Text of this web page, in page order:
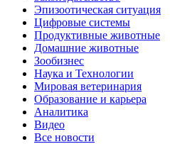
Эпизоотическая ситуация
Цифровые системы
Продуктивные животные
Домашние животные
Зообизнес
Наука и Технологии
Мировая ветеринария
Образование и карьера
Аналитика
Видео
Все новости